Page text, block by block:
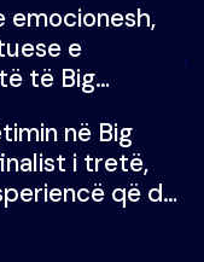
emocionesh,
e
të Big
në Big
i tretë,
që do